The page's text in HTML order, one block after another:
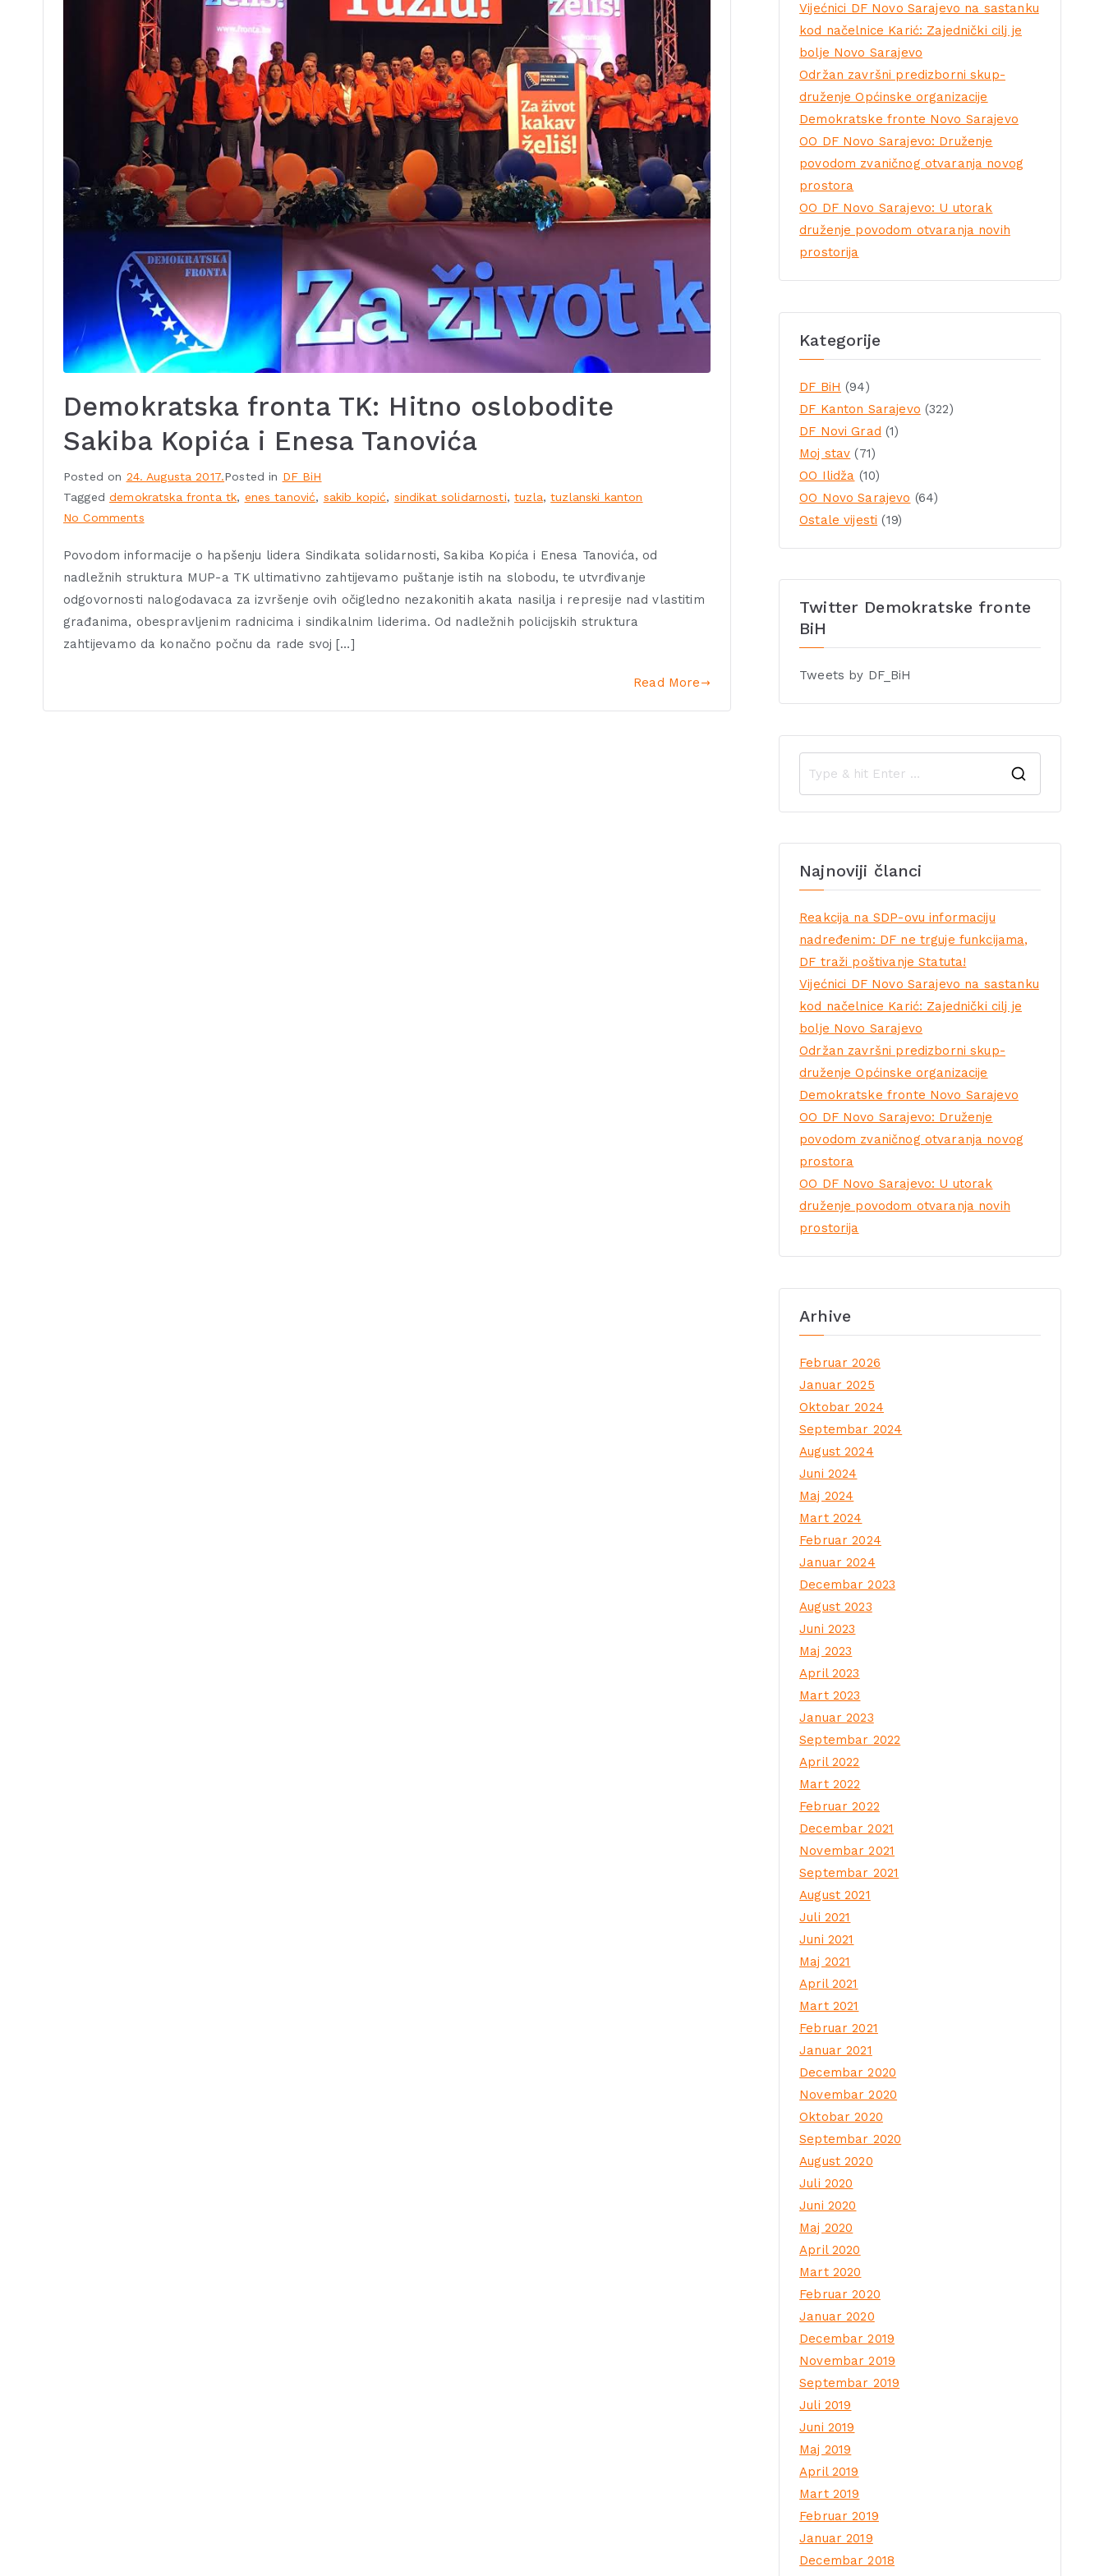
Demokratska fronta TK: Hitno oslobodite
Sakiba Kopića i Enesa Tanovića
Posted on 24. Augusta 2017.Posted in DF BiH
Taggeddemokratska fronta tk, enes tanović, sakib kopić, sindikat solidarnosti,tuzla,tuzlanski kanton
No Comments
Povodom informacije o hapšenju lidera Sindikata solidarnosti, Sakiba Kopića i Enesa Tanovića, od
nadležnih struktura MUP-a TK ultimativno zahtijevamo puštanje istih na slobodu, te utvrđivanje
odgovornosti nalogodavaca za izvršenje ovih očigledno nezakonitih akata nasilja i represije nad vlastitim
građanima, obespravljenim radnicima i sindikalnim liderima. Od nadležnih policijskih struktura
zahtijevamo da konačno počnu da rade svoj […]
Read More
Vijećnici DF Novo Sarajevo na sastanku
kod načelnice Karić: Zajednički cilj je
bolje Novo Sarajevo
Održan završni predizborni skup-
druženje Općinske organizacije
Demokratske fronte Novo Sarajevo
OO DF Novo Sarajevo: Druženje
povodom zvaničnog otvaranja novog
prostora
OO DF Novo Sarajevo: U utorak
druženje povodom otvaranja novih
prostorija
Kategorije
DF BiH (94)
DF Kanton Sarajevo (322)
DF Novi Grad (1)
Moj stav (71)
OO Ilidža (10)
OO Novo Sarajevo (64)
Ostale vijesti (19)
Twitter Demokratske fronte
BiH
Tweets by DF_BiH
Najnoviji članci
Reakcija na SDP-ovu informaciju
nadređenim: DF ne trguje funkcijama,
DF traži poštivanje Statuta!
Vijećnici DF Novo Sarajevo na sastanku
kod načelnice Karić: Zajednički cilj je
bolje Novo Sarajevo
Održan završni predizborni skup-
druženje Općinske organizacije
Demokratske fronte Novo Sarajevo
OO DF Novo Sarajevo: Druženje
povodom zvaničnog otvaranja novog
prostora
OO DF Novo Sarajevo: U utorak
druženje povodom otvaranja novih
prostorija
Arhive
Februar 2026
Januar 2025
Oktobar 2024
Septembar 2024
August 2024
Juni 2024
Maj 2024
Mart 2024
Februar 2024
Januar 2024
Decembar 2023
August 2023
Juni 2023
Maj 2023
April 2023
Mart 2023
Januar 2023
Septembar 2022
April 2022
Mart 2022
Februar 2022
Decembar 2021
Novembar 2021
Septembar 2021
August 2021
Juli 2021
Juni 2021
Maj 2021
April 2021
Mart 2021
Februar 2021
Januar 2021
Decembar 2020
Novembar 2020
Oktobar 2020
Septembar 2020
August 2020
Juli 2020
Juni 2020
Maj 2020
April 2020
Mart 2020
Februar 2020
Januar 2020
Decembar 2019
Novembar 2019
Septembar 2019
Juli 2019
Juni 2019
Maj 2019
April 2019
Mart 2019
Februar 2019
Januar 2019
Decembar 2018